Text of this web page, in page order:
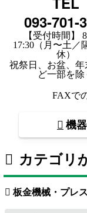
093-701-
【受付時間】
17:30（月〜土／
休）
祝祭日、お盆、年
ど一部を除
FAXで
機
カテゴリ
板金機械・プレス
板金機械・プレス